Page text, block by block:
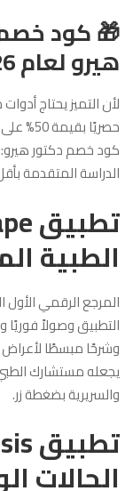
هيرو لعام 2026
لأن التميز يحتاج
حصريًا
كود خصم دكتور هيرو:
الدراسة المتقدمة
الطبية
المرجع الرقمي الأول
التطبيق وصولاً فوريًا
يجعله مستشارك
والسريرية بضغطة زر.
الحالات